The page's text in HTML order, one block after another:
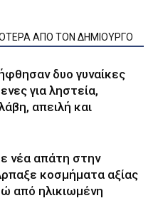
ΑΠΟ ΤΟΝ ΔΗΜΙΟΥΡΓΟ
δυο γυναίκες
για ληστεία,
απειλή και
νέα απάτη στην
κοσμήματα αξίας
από ηλικιωμένη